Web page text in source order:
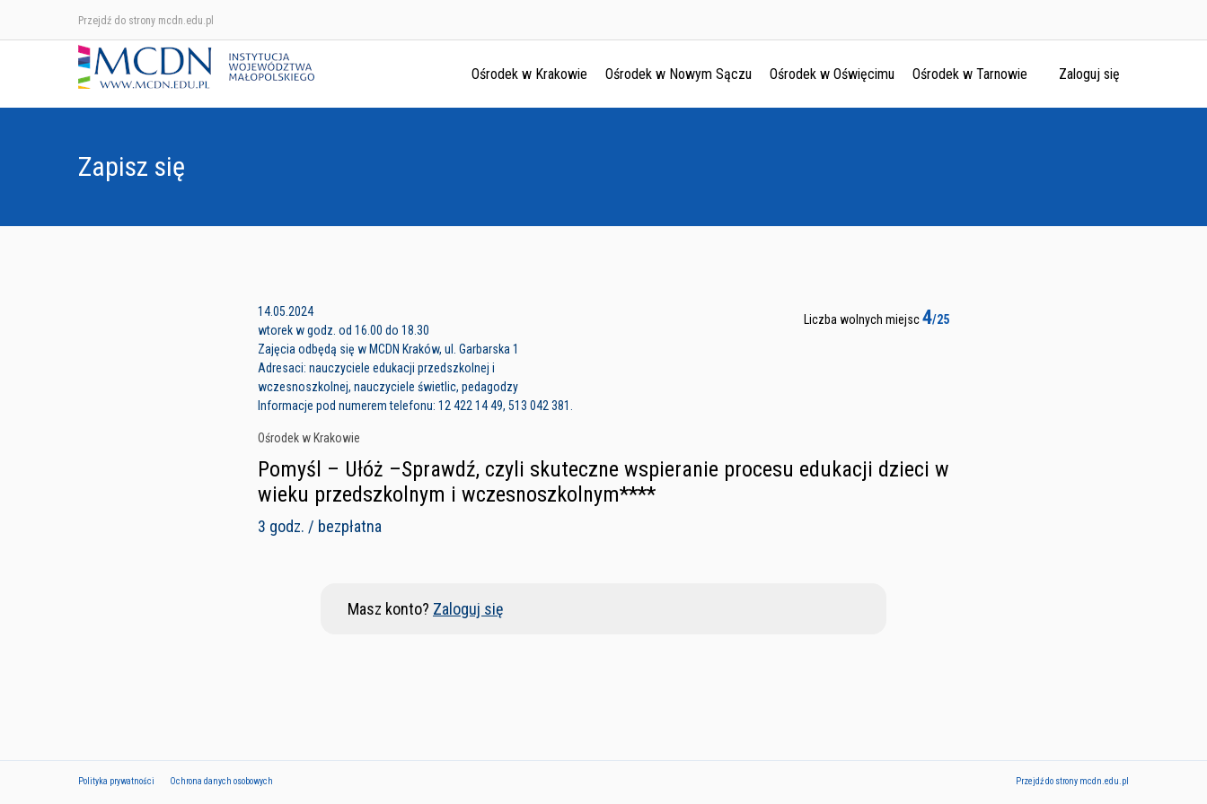
Przejdź do strony mcdn.edu.pl
Ośrodek w Krakowie Ośrodek w Nowym Sączu Ośrodek w Oświęcimu Ośrodek w Tarnowie Zaloguj się
Zapisz się
14.05.2024
wtorek w godz. od 16.00 do 18.30
Zajęcia odbędą się w MCDN Kraków, ul. Garbarska 1
Adresaci: nauczyciele edukacji przedszkolnej i
wczesnoszkolnej, nauczyciele świetlic, pedagodzy
Informacje pod numerem telefonu: 12 422 14 49, 513 042 381.
Ośrodek w Krakowie
Liczba wolnych miejsc4/25
Pomyśl – Ułóż –Sprawdź, czyli skuteczne wspieranie procesu edukacji dzieci w
wieku przedszkolnym i wczesnoszkolnym****
3 godz. / bezpłatna
Masz konto? Zaloguj się
Polityka prywatności Ochrona danych osobowych Przejdź do strony mcdn.edu.pl
Ośrodek w Krakowie